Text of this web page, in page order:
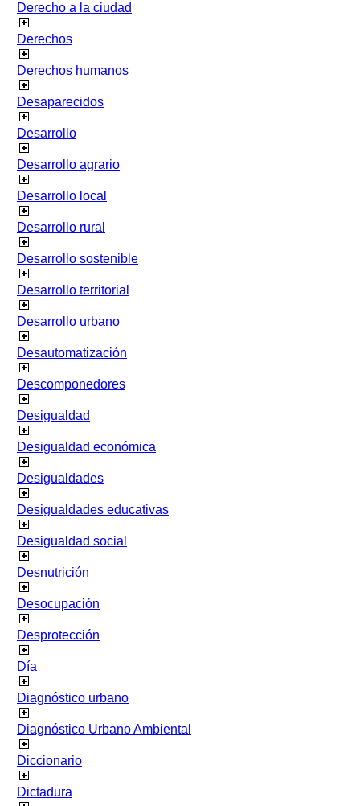
Derecho a la ciudad
Derechos
Derechos humanos
Desaparecidos
Desarrollo
Desarrollo agrario
Desarrollo local
Desarrollo rural
Desarrollo sostenible
Desarrollo territorial
Desarrollo urbano
Desautomatización
Descomponedores
Desigualdad
Desigualdad económica
Desigualdades
Desigualdades educativas
Desigualdad social
Desnutrición
Desocupación
Desprotección
Día
Diagnóstico urbano
Diagnóstico Urbano Ambiental
Diccionario
Dictadura